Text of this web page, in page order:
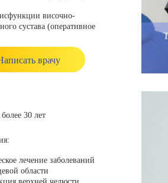
височно-
сустава (оперативное
реконструкция лица
профессиональное
гг. – специализация по
хирургии, Университет
врачу
более 30 лет
лечение заболеваний
области